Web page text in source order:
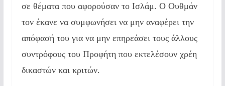
σε θέματα που αφορούσαν το Ισλάμ. Ο Ουθμάν
τον έκανε να συμφωνήσει να μην αναφέρει την
απόφασή του για να μην επηρεάσει τους άλλους
συντρόφους του Προφήτη που εκτελέσουν χρέη
δικαστών και κριτών.